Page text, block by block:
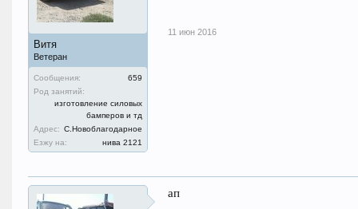
Витя
Ветеран
Сообщения:
659
Род занятий:
изготовление силовых
бамперов и тд
Адрес: С.Новоблагодарное
Езжу на:
нива 2121
11 июн 2016
ап